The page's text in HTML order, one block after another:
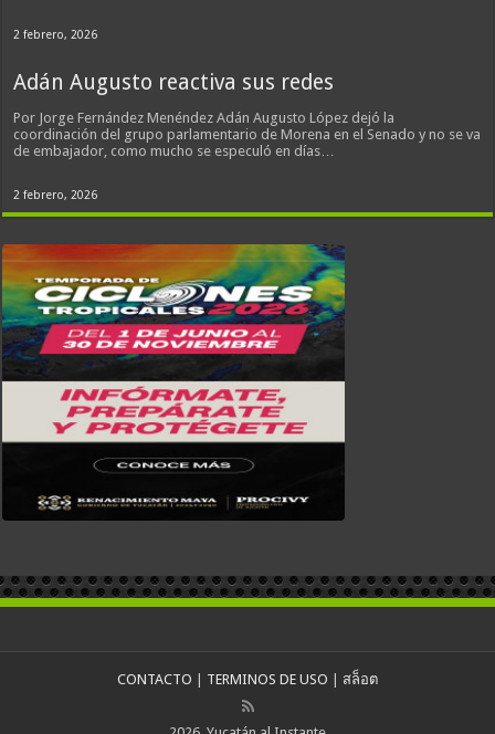
2 febrero, 2026
Adán Augusto reactiva sus redes
Por Jorge Fernández Menéndez Adán Augusto López dejó la
coordinación del grupo parlamentario de Morena en el Senado y no se va
de embajador, como mucho se especuló en días…
2 febrero, 2026
CONTACTO | TERMINOS DE USO | สล็อต